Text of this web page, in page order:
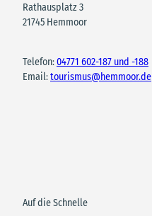
Rathausplatz 3
21745 Hemmoor
Telefon:04771 602-187 und -188
Email:tourismus@hemmoor.de
Auf die Schnelle